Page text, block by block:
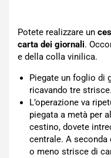
Potete realizzare un
carta dei giornali.
e della colla vinilica.
Piegate un foglio di
ricavando tre strisce.
L’operazione va
piegata a metà per
cestino, dovete
centrale. A seconda
o meno strisce di